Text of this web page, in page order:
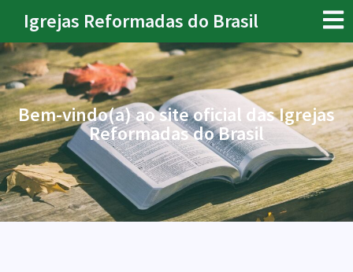
Igrejas Reformadas do Brasil
Bem-vindo(a) ao site oficial das Igrejas
Reformadas do Brasil